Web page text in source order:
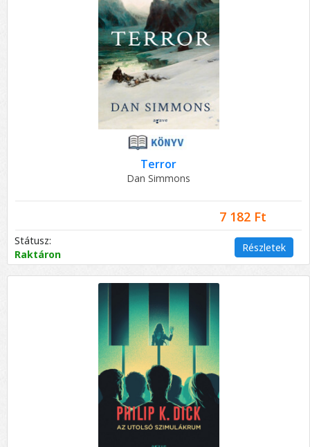
Terror
Dan Simmons
7 182 Ft
Státusz:
Raktáron
Részletek